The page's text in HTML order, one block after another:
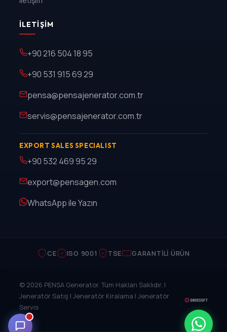
İLETIŞIM
+90 216 504 18 95
+90 531 915 69 29
pensa@pensajenerator.com.tr
servis@pensajenerator.com.tr
EXPORT SALES SPECIALIST
+90 532 469 95 29
export@pensagen.com
WhatsApp ile Yazın
CE ISO 9001 TSE GARANTILI ÜRÜN
© 2026 PENSA Generator. Tüm Hakları Saklıdır. |
Jeneratör Satış | Jeneratör Kiralama | Jeneratör
Servis